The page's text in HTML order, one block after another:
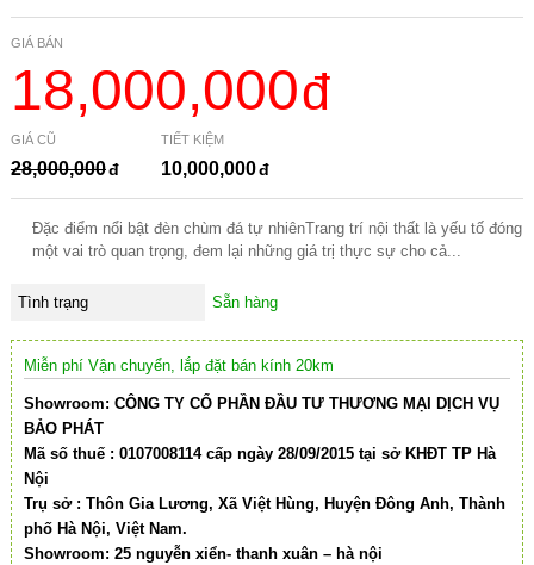
GIÁ BÁN
18,000,000
GIÁ CŨ
28,000,000
TIẾT KIỆM
10,000,000
Đặc điểm nổi bật đèn chùm đá tự nhiênTrang trí nội thất là yếu tố đóng
một vai trò quan trọng, đem lại những giá trị thực sự cho cả...
Tình trạng Sẵn hàng
Miễn phí Vận chuyển, lắp đặt bán kính 20km
Showroom: CÔNG TY CỔ PHẦN ĐẦU TƯ THƯƠNG MẠI DỊCH VỤ
BẢO PHÁT
Mã số thuế : 0107008114 cấp ngày 28/09/2015 tại sở KHĐT TP Hà
Nội
Trụ sở : Thôn Gia Lương, Xã Việt Hùng, Huyện Đông Anh, Thành
phố Hà Nội, Việt Nam.
Showroom: 25 nguyễn xiển- thanh xuân – hà nội